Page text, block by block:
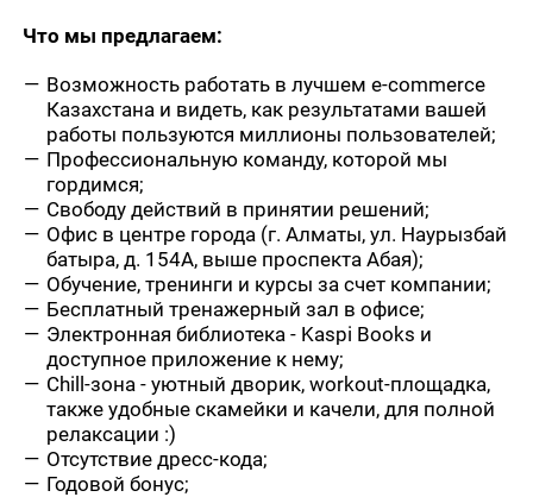
Что мы предлагаем:
Возможность работать в лучшем e-commerce
Казахстана и видеть, как результатами вашей
работы пользуются миллионы пользователей;
Профессиональную команду, которой мы
гордимся;
Свободу действий в принятии решений;
Офис в центре города (г. Алматы, ул. Наурызбай
батыра, д. 154А, выше проспекта Абая);
Обучение, тренинги и курсы за счет компании;
Бесплатный тренажерный зал в офисе;
Электронная библиотека - Kaspi Books и
доступное приложение к нему;
Chill-зона - уютный дворик, workout-площадка,
также удобные скамейки и качели, для полной
релаксации :)
Отсутствие дресс-кода;
Годовой бонус;